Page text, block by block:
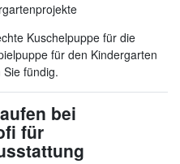
Kuschelpuppe für die
für den Kindergarten
fündig.
bei
für